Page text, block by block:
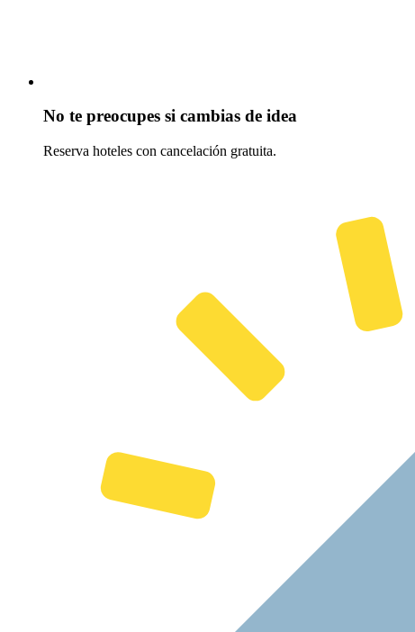
No te preocupes si cambias de idea
Reserva hoteles con cancelación gratuita.